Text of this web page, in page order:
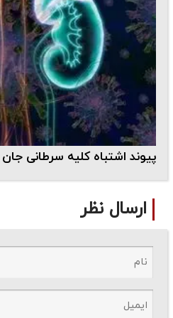
پیوند اشتباه کلیه سرطانی
ارسال نظر